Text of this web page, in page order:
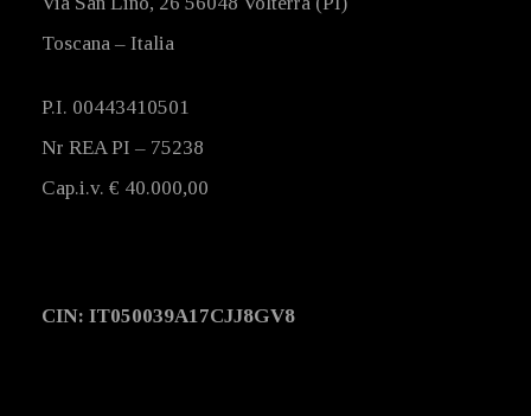
Toscana – Italia
P.I. 00443410501
Nr REA PI – 75238
Cap.i.v. € 40.000,00
CIN: IT050039A17CJJ8GV8